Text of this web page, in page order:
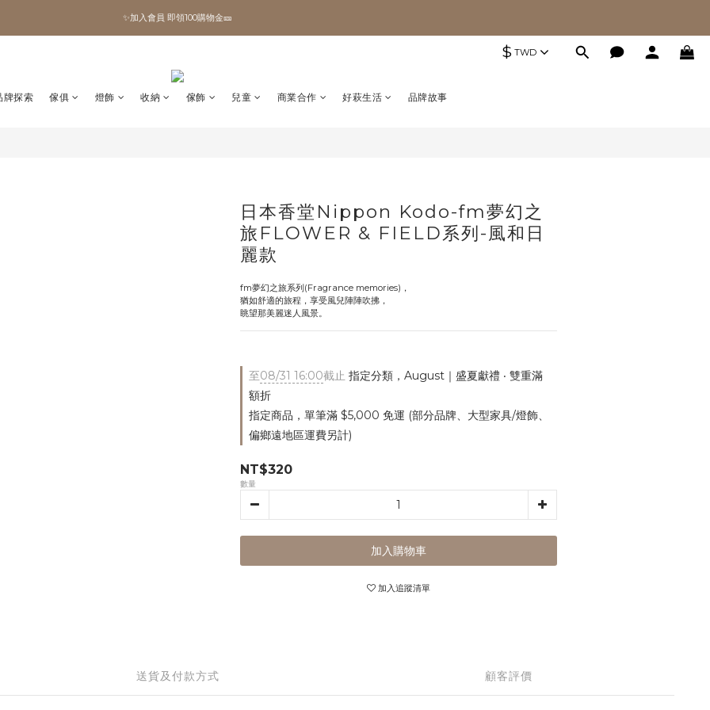
✨加入會員 即領100購物金🎫
✨加入會員 即領100購物金🎫
$ TWD
牌探索 傢俱 燈飾 收納 傢飾 兒童 商業合作 好萩生活 品牌故事
日本香堂Nippon Kodo-fm夢幻之
旅FLOWER & FIELD系列-風和日
麗款
fm夢幻之旅系列(Fragrance memories)，
猶如舒適的旅程，享受風兒陣陣吹拂，
眺望那美麗迷人風景。
至08/31 16:00截止 指定分類，August｜盛夏獻禮 ‧ 雙重滿
額折
指定商品，單筆滿 $5,000 免運 (部分品牌、大型家具/燈飾、
偏鄉遠地區運費另計)
NT$320
數量
加入購物車
加入追蹤清單
送貨及付款方式 顧客評價